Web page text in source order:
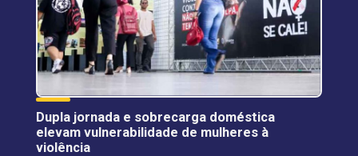
Dupla jornada e sobrecarga doméstica
elevam vulnerabilidade de mulheres à
violência